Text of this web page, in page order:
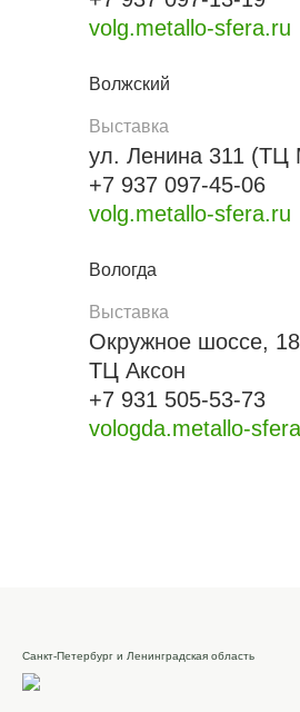
volg.metallo-sfera.ru
Волжский
Выставка
ул. Ленина 311 (ТЦ
+7 937 097-45-06
volg.metallo-sfera.ru
Вологда
Выставка
Окружное шоссе,
ТЦ Аксон
+7 931 505-53-73
vologda.metallo-
Санкт-Петербург и Ленинградская область